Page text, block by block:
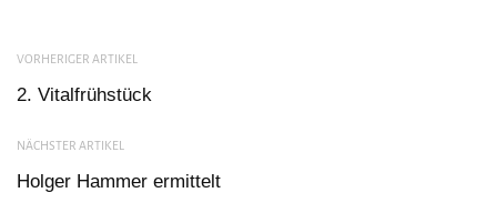
VORHERIGER ARTIKEL
2. Vitalfrühstück
NÄCHSTER ARTIKEL
Holger Hammer ermittelt